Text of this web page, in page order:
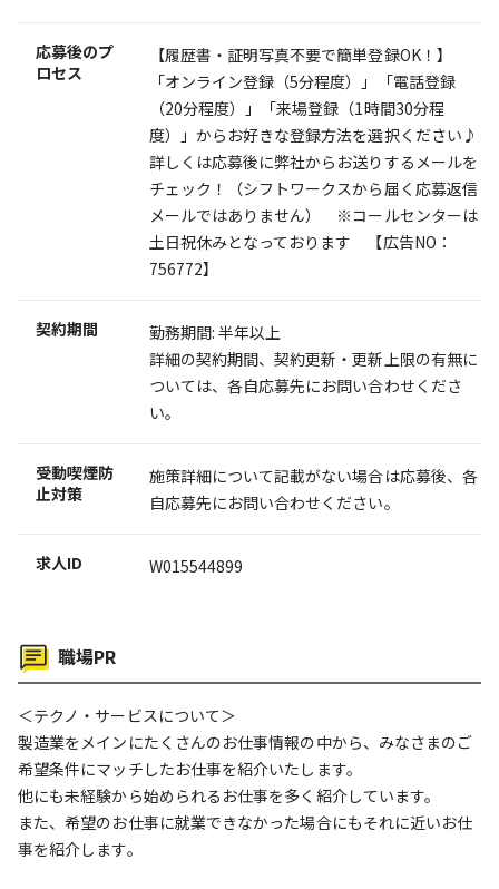
応募後のプ
ロセス
【履歴書・証明写真不要で簡単登録OK！】
「オンライン登録（5分程度）」「電話登録
（20分程度）」「来場登録（1時間30分程
度）」からお好きな登録方法を選択ください♪
詳しくは応募後に弊社からお送りするメールを
チェック！（シフトワークスから届く応募返信
メールではありません） ※コールセンターは
土日祝休みとなっております 【広告NO：
756772】
契約期間
勤務期間: 半年以上
詳細の契約期間、契約更新・更新上限の有無に
ついては、各自応募先にお問い合わせくださ
い。
受動喫煙防
止対策
施策詳細について記載がない場合は応募後、各
自応募先にお問い合わせください。
求人ID W015544899
職場PR
＜テクノ・サービスについて＞
製造業をメインにたくさんのお仕事情報の中から、みなさまのご
希望条件にマッチしたお仕事を紹介いたします。
他にも未経験から始められるお仕事を多く紹介しています。
また、希望のお仕事に就業できなかった場合にもそれに近いお仕
事を紹介します。